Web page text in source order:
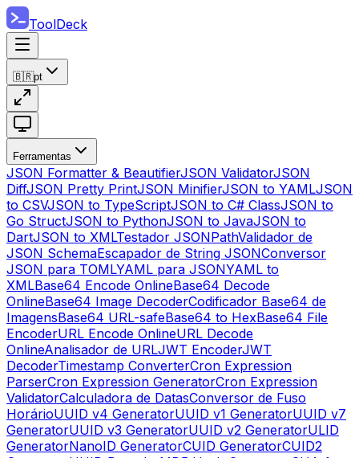
ToolDeck
🇧🇷pt
Ferramentas
JSON Formatter & BeautifierJSON ValidatorJSON
DiffJSON Pretty PrintJSON MinifierJSON to YAMLJSON
to CSVJSON to TypeScriptJSON to C# ClassJSON to
Go StructJSON to PythonJSON to JavaJSON to
DartJSON to XMLTestador JSONPathValidador de
JSON SchemaEscapador de String JSONConversor
JSON para TOMLYAML para JSONYAML to
XMLBase64 Encode OnlineBase64 Decode
OnlineBase64 Image DecoderCodificador Base64 de
ImagensBase64 URL-safeBase64 to HexBase64 File
EncoderURL Encode OnlineURL Decode
OnlineAnalisador de URLJWT EncoderJWT
DecoderTimestamp ConverterCron Expression
ParserCron Expression GeneratorCron Expression
ValidatorCalculadora de DatasConversor de Fuso
HorárioUUID v4 GeneratorUUID v1 GeneratorUUID v7
GeneratorUUID v3 GeneratorUUID v2 GeneratorULID
GeneratorNanoID GeneratorCUID GeneratorCUID2